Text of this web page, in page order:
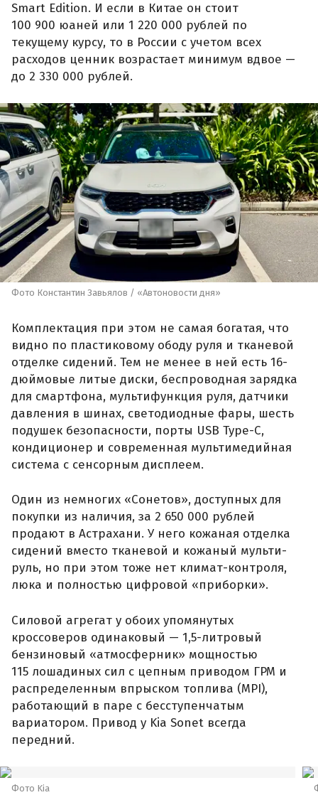
Smart Edition. И если в Китае он стоит
100 900 юаней или 1 220 000 рублей по
текущему курсу, то в России с учетом всех
расходов ценник возрастает минимум вдвое —
до 2 330 000 рублей.
Фото Константин Завьялов / «Автоновости дня»
Комплектация при этом не самая богатая, что
видно по пластиковому ободу руля и тканевой
отделке сидений. Тем не менее в ней есть 16-
дюймовые литые диски, беспроводная зарядка
для смартфона, мультифункция руля, датчики
давления в шинах, светодиодные фары, шесть
подушек безопасности, порты USB Type-C,
кондиционер и современная мультимедийная
система с сенсорным дисплеем.
Один из немногих «Сонетов», доступных для
покупки из наличия, за 2 650 000 рублей
продают в Астрахани. У него кожаная отделка
сидений вместо тканевой и кожаный мульти-
руль, но при этом тоже нет климат-контроля,
люка и полностью цифровой «приборки».
Силовой агрегат у обоих упомянутых
кроссоверов одинаковый — 1,5-литровый
бензиновый «атмосферник» мощностью
115 лошадиных сил с цепным приводом ГРМ и
распределенным впрыском топлива (MPI),
работающий в паре с бесступенчатым
вариатором. Привод у Kia Sonet всегда
передний.
Фото Kia